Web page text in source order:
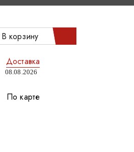
В корзину
Доставка
08.08.2026
По карте